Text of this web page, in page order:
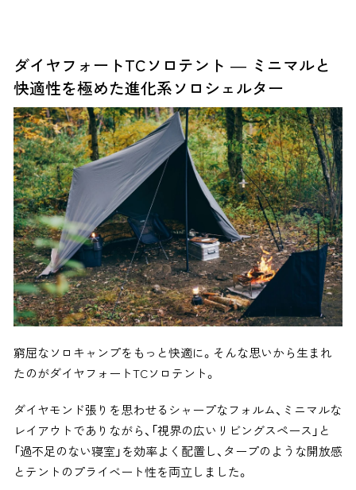
ダイヤフォートTCソロテント ― ミニマルと
快適性を極めた進化系ソロシェルター
窮屈なソロキャンプをもっと快適に。そんな思いから生まれ
たのがダイヤフォートTCソロテント。
ダイヤモンド張りを思わせるシャープなフォルム、ミニマルな
レイアウトでありながら、「視界の広いリビングスペース」と
「過不足のない寝室」を効率よく配置し、タープのような開放感
とテントのプライベート性を両立しました。